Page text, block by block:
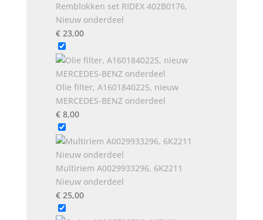
Remblokken set RIDEX 402B0176,
Nieuw onderdeel
€23,00
Olie filter, A1601840225, nieuw
MERCEDES-BENZ onderdeel
€8,00
Multiriem A0029933296, 6K2211
Nieuw onderdeel
€25,00